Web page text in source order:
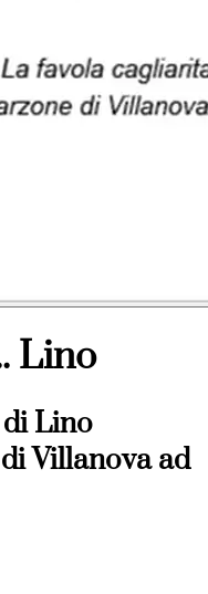
Lino
Lino
Villanova ad